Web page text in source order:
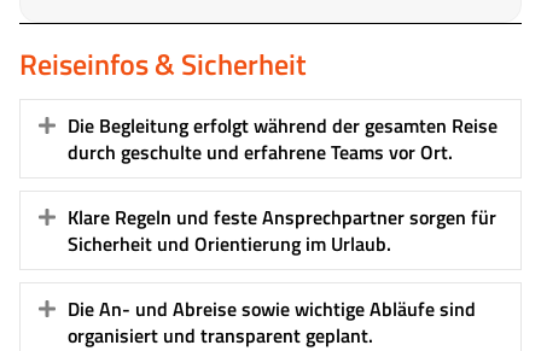
Reiseinfos & Sicherheit
Expand
Die Begleitung erfolgt während der gesamten Reise
durch geschulte und erfahrene Teams vor Ort.
Expand
Klare Regeln und feste Ansprechpartner sorgen für
Sicherheit und Orientierung im Urlaub.
Expand
Die An- und Abreise sowie wichtige Abläufe sind
organisiert und transparent geplant.